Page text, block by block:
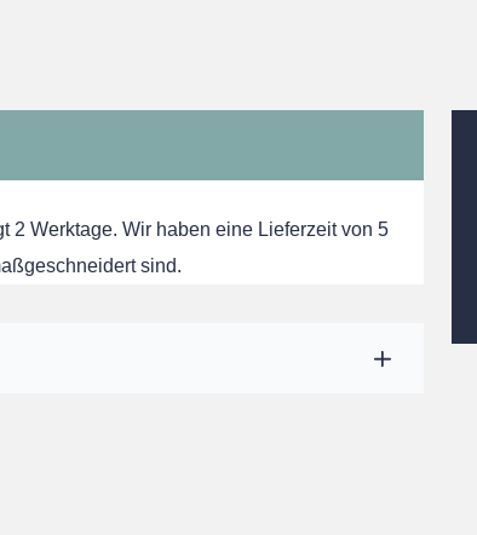
2 Werktage. Wir haben eine Lieferzeit von 5
sind.